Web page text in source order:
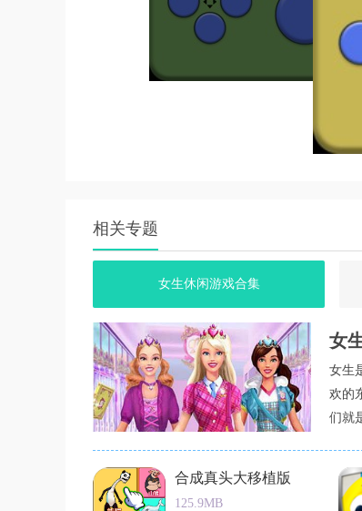
游戏不仅考验玩家的逻辑思维和策略规
手，都能在这款游戏中找到乐趣。随着
和更好的成绩。总的来说，单机俄罗斯
相关专题
女生休闲游戏合集
女
女生
欢的
们就
给
合成真头大移植版
125.9MB